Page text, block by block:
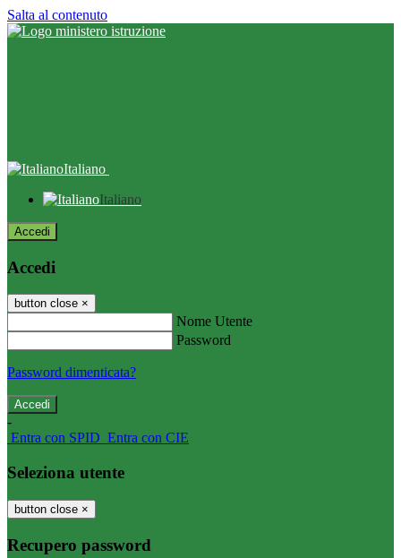
Salta al contenuto
Italiano
Italiano
Accedi
Accedi
button close ×
Nome Utente
Password
Password dimenticata?
-
Entra con SPID Entra con CIE
Seleziona utente
button close ×
Recupero password